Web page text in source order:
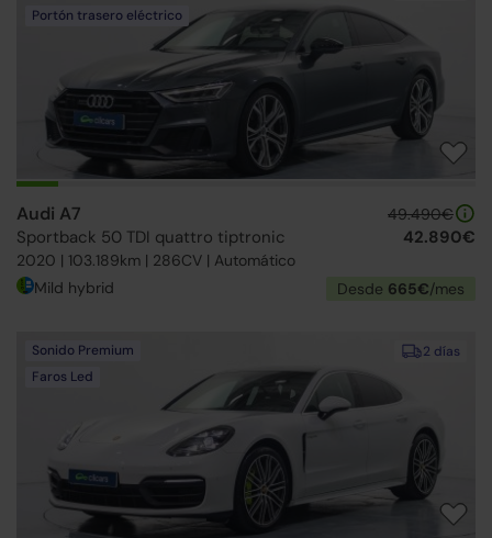
Portón trasero eléctrico
Audi A7
Sportback 50 TDI quattro tiptronic
2020 | 103.189km | 286CV | Automático
49.490€
42.890€
Mild hybrid Desde 665€/mes
2 días
Sonido Premium
Faros Led